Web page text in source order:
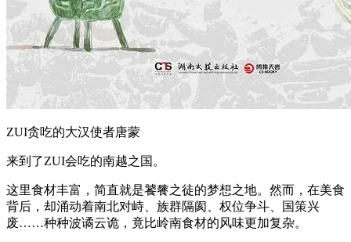
ZUI贪吃的大汉使者唐蒙
来到了ZUI会吃的南越之国。
这里食材丰富，简直就是饕餮之徒的梦想之地。然而，在美食
背后，却涌动着南北对峙、族群隔阂、权位争斗、国策兴
废……种种波谲云诡，竟比岭南食材的风味更加复杂。